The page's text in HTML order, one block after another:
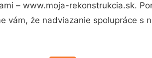
– www.moja-rekonstrukcia.sk.
vám, že nadviazanie spolupráce s